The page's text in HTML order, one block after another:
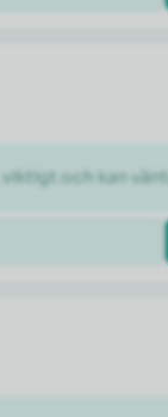
och kan